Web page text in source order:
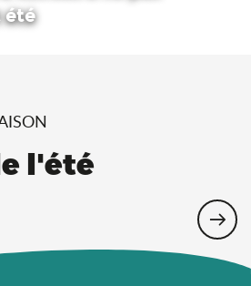
été
l'été
vous dans l’Ain !